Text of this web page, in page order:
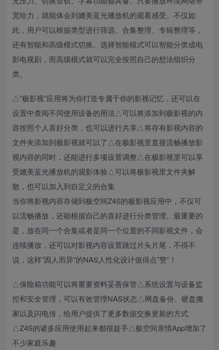
宽给力，就能体会到媲美蓝光播放机的观看感受。不仅如
此，用户可以根据类型进行筛选、合集整理、专辑整理等，
还有智能和高级模式切换。选择智能模式可以智能分类成电
影电视剧，而高级模式就可以完全按照自己的想法组织分
类。
△”极影视”应用将为你打造专属于你的影视记忆，还可以在
设置中查阅不同使用设备的用法△可以将添加到极影视的内
容按照个人喜好分类，也可以进行共享△将存有影视内容的
文件夹添加到极影视就可以了△在极影视里直接流畅播放影
视内容的同时，还能进行多项设置调整△在极影视里可以享
受媲美蓝光播放机的观影体验△可以将极影视里文件夹解
散，也可以加入到自定义的合集
当你将影视内容存储到极空间Z4S的极影视应用中，不仅可
以流畅播放，还能根据自己的喜好进行分类管理。最重要的
是，放在同一个合集或者是同一个位置的不同影视文件，会
连续播放，还可以对影视内容设置跳过片头片尾，不得不
说，这样”因人而异”的NAS人性化设计值得点”赞”！
△保险箱功能可以将重要资料妥善保管△系统设置与设备监
控和安全管理，可以有效管理NAS状态△网盘备份、硬盘搬
家以及闪电传，给用户提供了更多数据交换更新的方式
△Z4S的诸多应用使用起来都很趁手△极空间亲情App增加了
不少家庭乐趣